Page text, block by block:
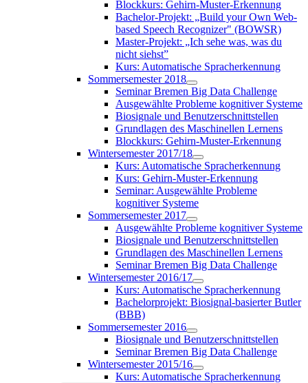
Blockkurs: Gehirn-Muster-Erkennung
Bachelor-Projekt: „Build your Own Web-
based Speech Recognizer" (BOWSR)
Master-Projekt: „Ich sehe was, was du
nicht siehst”
Kurs: Automatische Spracherkennung
Sommersemester 2018
Seminar Bremen Big Data Challenge
Ausgewählte Probleme kognitiver Systeme
Biosignale und Benutzerschnittstellen
Grundlagen des Maschinellen Lernens
Blockkurs: Gehirn-Muster-Erkennung
Wintersemester 2017/18
Kurs: Automatische Spracherkennung
Kurs: Gehirn-Muster-Erkennung
Seminar: Ausgewählte Probleme
kognitiver Systeme
Sommersemester 2017
Ausgewählte Probleme kognitiver Systeme
Biosignale und Benutzerschnittstellen
Grundlagen des Maschinellen Lernens
Seminar Bremen Big Data Challenge
Wintersemester 2016/17
Kurs: Automatische Spracherkennung
Bachelorprojekt: Biosignal-basierter Butler
(BBB)
Sommersemester 2016
Biosignale und Benutzerschnittstellen
Seminar Bremen Big Data Challenge
Wintersemester 2015/16
Kurs: Automatische Spracherkennung